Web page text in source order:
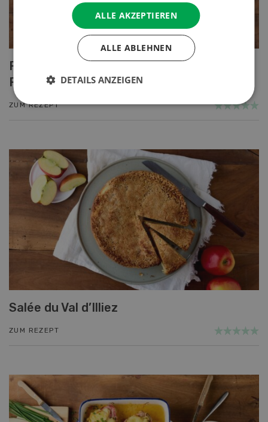
Poulet mit Spinat-Dörrtomaten-
Rahmsauce
ZUM REZEPT
Salée du Val d’Illiez
ZUM REZEPT
ALLE AKZEPTIEREN
ALLE ABLEHNEN
DETAILS ANZEIGEN